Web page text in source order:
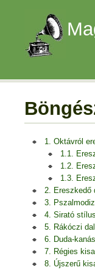
1. Oktávról
1.1.
1.2.
1.3.
2. Ereszkedő
3.
4. Sirató
5. Rákóczi
6. Duda-
7. Régies
8. Újszerű